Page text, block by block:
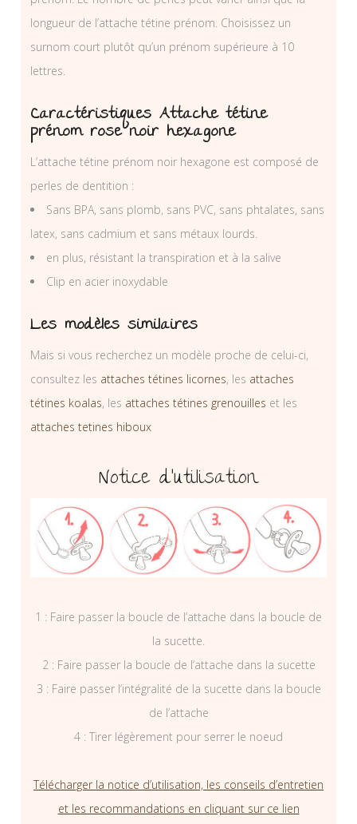
longueur de l’attache tétine prénom. Choisissez un
surnom court plutôt qu’un prénom supérieure à 10
lettres.
Caractéristiques Attache tétine
prénom rose noir hexagone
L’attache tétine prénom noir hexagone est composé de
perles de dentition :
Sans BPA, sans plomb, sans PVC, sans phtalates, sans
latex, sans cadmium et sans métaux lourds.
en plus, résistant la transpiration et à la salive
Clip en acier inoxydable
Les modèles similaires
Mais si vous recherchez un modèle proche de celui-ci,
consultez les attaches tétines licornes, les attaches
tétines koalas, les attaches tétines grenouilles et les
attaches tetines hiboux
Notice d’utilisation
1 : Faire passer la boucle de l’attache dans la boucle de
la sucette.
2 : Faire passer la boucle de l’attache dans la sucette
3 : Faire passer l’intégralité de la sucette dans la boucle
de l’attache
4 : Tirer légèrement pour serrer le noeud
Télécharger la notice d’utilisation, les conseils d’entretien
et les recommandations en cliquant sur ce lien